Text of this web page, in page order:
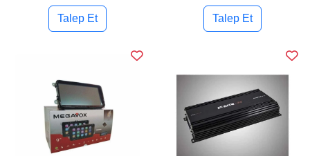
Talep Et Talep Et